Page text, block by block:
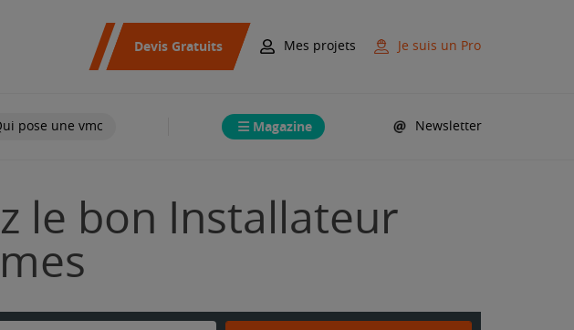
Devis Gratuits Mes projets Je suis un Pro
pose une vmc Magazine Newsletter
le bon Installateur